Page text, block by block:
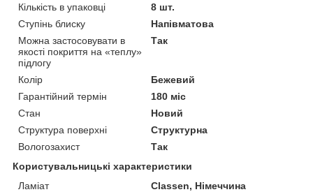
Кількість в упаковці
8 шт.
Ступінь блиску
Напівматова
Можна застосовувати в
якості покриття на «теплу»
підлогу
Так
Колір
Бежевий
Гарантійний термін
180 міс
Стан
Новий
Структура поверхні
Структурна
Вологозахист
Так
Користувальницькі характеристики
Ламіат
Classen, Німеччина